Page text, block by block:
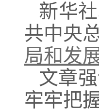
新华
共中央
局和发
文章
牢牢把